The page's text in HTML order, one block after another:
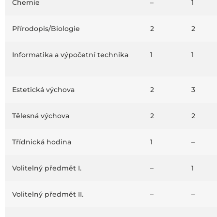
Chemie – 1
Přírodopis/Biologie 2 2
Informatika a výpočetní technika 1 1
Estetická výchova 2 3
Tělesná výchova 2 2
Třídnická hodina 1 –
Volitelný předmět I. – 1
Volitelný předmět II. – –